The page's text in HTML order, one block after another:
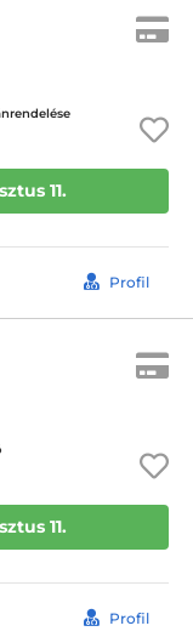
11.
Profil
11.
Profil